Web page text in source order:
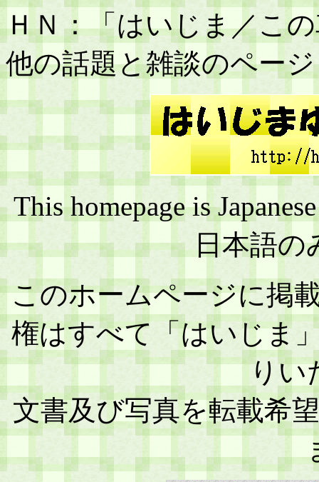
ＨＮ：「はいじま／こ
他の話題と雑談のページ
This homepage is
日本語の
このホームページに掲
権はすべて「はいじま
りい
文書及び写真を転載希